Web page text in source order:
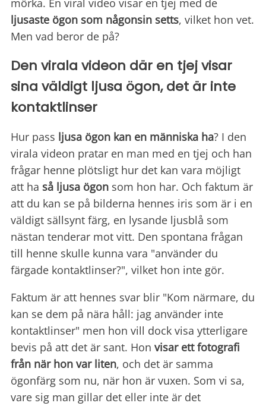
mörka. En viral video visar en tjej med de
ljusaste ögon som någonsin setts, vilket hon vet.
Men vad beror de på?
Den virala videon där en tjej visar
sina väldigt ljusa ögon, det är inte
kontaktlinser
Hur pass ljusa ögon kan en människa ha? I den
virala videon pratar en man med en tjej och han
frågar henne plötsligt hur det kan vara möjligt
att ha så ljusa ögon som hon har. Och faktum är
att du kan se på bilderna hennes iris som är i en
väldigt sällsynt färg, en lysande ljusblå som
nästan tenderar mot vitt. Den spontana frågan
till henne skulle kunna vara "använder du
färgade kontaktlinser?", vilket hon inte gör.
Faktum är att hennes svar blir "Kom närmare, du
kan se dem på nära håll: jag använder inte
kontaktlinser" men hon vill dock visa ytterligare
bevis på att det är sant. Hon visar ett fotografi
från när hon var liten, och det är samma
ögonfärg som nu, när hon är vuxen. Som vi sa,
vare sig man gillar det eller inte är det